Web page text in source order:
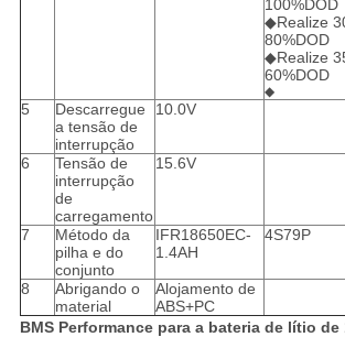
100%DOD
◆Realize
80%DOD
◆Realize
60%DOD
◆
5
Descarregue
a tensão de
interrupção
10.0V
6
Tensão de
interrupção
de
carregamento
15.6V
7
Método da
pilha e do
conjunto
IFR18650EC-
1.4AH
4S79P
8
Abrigando o
material
Alojamento de
ABS+PC
BMS Performance para a bateria de lítio de